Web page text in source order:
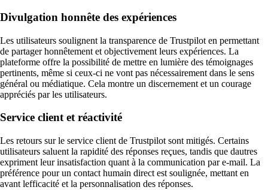
Divulgation honnête des expériences
Les utilisateurs soulignent la transparence de Trustpilot en permettant
de partager honnêtement et objectivement leurs expériences. La
plateforme offre la possibilité de mettre en lumière des témoignages
pertinents, même si ceux-ci ne vont pas nécessairement dans le sens
général ou médiatique. Cela montre un discernement et un courage
appréciés par les utilisateurs.
Service client et réactivité
Les retours sur le service client de Trustpilot sont mitigés. Certains
utilisateurs saluent la rapidité des réponses reçues, tandis que dautres
expriment leur insatisfaction quant à la communication par e-mail. La
préférence pour un contact humain direct est soulignée, mettant en
avant lefficacité et la personnalisation des réponses.